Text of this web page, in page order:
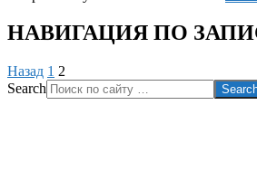
НАВИГАЦИЯ ПО
Назад 1 2
Search